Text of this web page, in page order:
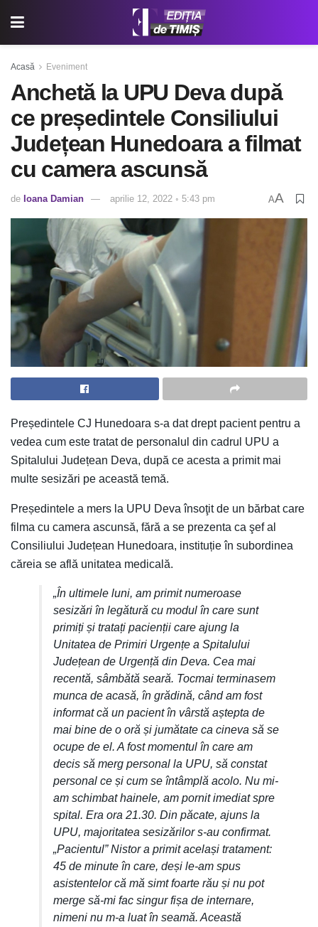
Acasă Eveniment
Anchetă la UPU Deva după
ce președintele Consiliului
Județean Hunedoara a filmat
cu camera ascunsă
de Ioana Damian aprilie 12, 2022 ◦ 5:43 pm AA
Președintele CJ Hunedoara s-a dat drept pacient pentru a
vedea cum este tratat de personalul din cadrul UPU a
Spitalului Județean Deva, după ce acesta a primit mai
multe sesizări pe această temă.
Președintele a mers la UPU Deva însoţit de un bărbat care
filma cu camera ascunsă, fără a se prezenta ca şef al
Consiliului Județean Hunedoara, instituție în subordinea
căreia se află unitatea medicală.
„În ultimele luni, am primit numeroase
sesizări în legătură cu modul în care sunt
primiți și tratați pacienții care ajung la
Unitatea de Primiri Urgențe a Spitalului
Județean de Urgență din Deva. Cea mai
recentă, sâmbătă seară. Tocmai terminasem
munca de acasă, în grădină, când am fost
informat că un pacient în vârstă aștepta de
mai bine de o oră și jumătate ca cineva să se
ocupe de el. A fost momentul în care am
decis să merg personal la UPU, să constat
personal ce și cum se întâmplă acolo. Nu mi-
am schimbat hainele, am pornit imediat spre
spital. Era ora 21.30. Din păcate, ajuns la
UPU, majoritatea sesizărilor s-au confirmat.
„Pacientul” Nistor a primit același tratament:
45 de minute în care, deși le-am spus
asistentelor că mă simt foarte rău și nu pot
merge să-mi fac singur fișa de internare,
nimeni nu m-a luat în seamă. Această